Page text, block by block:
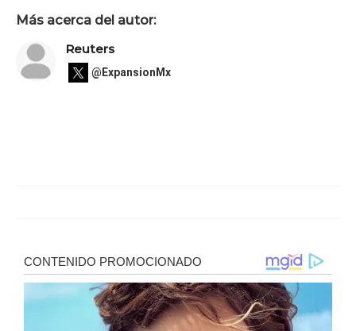
Más acerca del autor:
Reuters
@ExpansionMx